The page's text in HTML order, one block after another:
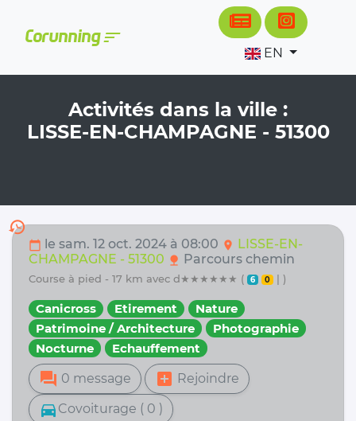
Corunningsort
EN
Activités dans la ville :
LISSE-EN-CHAMPAGNE - 51300
history
calendar_today le sam. 12 oct. 2024 à 08:00 location_on LISSE-EN-
CHAMPAGNE - 51300 nature Parcours chemin
course à pied - 17 km avec d★★★★★★ ( 6 0 | )
Canicross Etirement
Nature
Patrimoine / Architecture
Photographie
Nocturne
Echauffement
forum 0 message add_box Rejoindre
directions_car Covoiturage ( 0 )